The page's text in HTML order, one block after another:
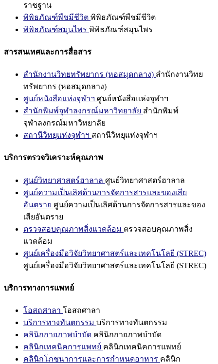
ราชฐาน
พิพิธภัณฑ์พืชมีชีวิต พิพิธภัณฑ์พืชมีชีวิต
พิพิธภัณฑ์สมุนไพร พิพิธภัณฑ์สมุนไพร
สารสนเทศและการสื่อสาร
สำนักงานวิทยทรัพยากร (หอสมุดกลาง) สำนักงานวิทย
ทรัพยากร (หอสมุดกลาง)
ศูนย์หนังสือแห่งจุฬาฯ ศูนย์หนังสือแห่งจุฬาฯ
สำนักพิมพ์จุฬาลงกรณ์มหาวิทยาลัย สำนักพิมพ์
จุฬาลงกรณ์มหาวิทยาลัย
สถานีวิทยุแห่งจุฬาฯ สถานีวิทยุแห่งจุฬาฯ
บริการตรวจวิเคราะห์คุณภาพ
ศูนย์วิทยาศาสตร์ฮาลาล ศูนย์วิทยาศาสตร์ฮาลาล
ศูนย์ความเป็นเลิศด้านการจัดการสารและของเสีย
อันตราย ศูนย์ความเป็นเลิศด้านการจัดการสารและของ
เสียอันตราย
ตรวจสอบคุณภาพสิ่งแวดล้อม ตรวจสอบคุณภาพสิ่ง
แวดล้อม
ศูนย์เครื่องมือวิจัยวิทยาศาสตร์และเทคโนโลยี (STREC)
ศูนย์เครื่องมือวิจัยวิทยาศาสตร์และเทคโนโลยี (STREC)
บริการทางการแพทย์
โอสถศาลา โอสถศาลา
บริการทางทันตกรรม บริการทางทันตกรรม
คลินิกกายภาพบำบัด คลินิกกายภาพบำบัด
คลินิกเทคนิคการแพทย์ คลินิกเทคนิคการแพทย์
คลินิกโภชนาการและการกำหนดอาหาร คลินิก